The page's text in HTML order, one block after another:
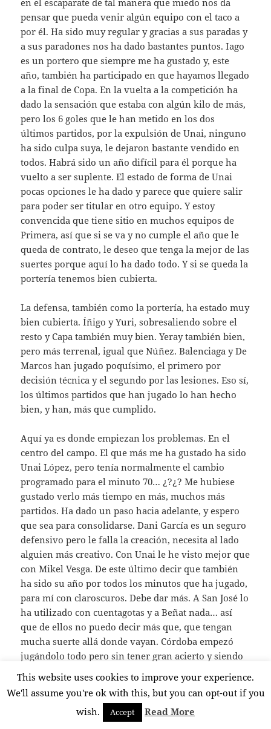
en el escaparate de tal manera que miedo nos da
pensar que pueda venir algún equipo con el taco a
por él. Ha sido muy regular y gracias a sus paradas y
a sus paradones nos ha dado bastantes puntos. Iago
es un portero que siempre me ha gustado y, este
año, también ha participado en que hayamos llegado
a la final de Copa. En la vuelta a la competición ha
dado la sensación que estaba con algún kilo de más,
pero los 6 goles que le han metido en los dos
últimos partidos, por la expulsión de Unai, ninguno
ha sido culpa suya, le dejaron bastante vendido en
todos. Habrá sido un año difícil para él porque ha
vuelto a ser suplente. El estado de forma de Unai
pocas opciones le ha dado y parece que quiere salir
para poder ser titular en otro equipo. Y estoy
convencida que tiene sitio en muchos equipos de
Primera, así que si se va y no cumple el año que le
queda de contrato, le deseo que tenga la mejor de las
suertes porque aquí lo ha dado todo. Y si se queda la
portería tenemos bien cubierta.
La defensa, también como la portería, ha estado muy
bien cubierta. Íñigo y Yuri, sobresaliendo sobre el
resto y Capa también muy bien. Yeray también bien,
pero más terrenal, igual que Núñez. Balenciaga y De
Marcos han jugado poquísimo, el primero por
decisión técnica y el segundo por las lesiones. Eso sí,
los últimos partidos que han jugado lo han hecho
bien, y han, más que cumplido.
Aquí ya es donde empiezan los problemas. En el
centro del campo. El que más me ha gustado ha sido
Unai López, pero tenía normalmente el cambio
programado para el minuto 70… ¿?¿? Me hubiese
gustado verlo más tiempo en más, muchos más
partidos. Ha dado un paso hacia adelante, y espero
que sea para consolidarse. Dani García es un seguro
defensivo pero le falla la creación, necesita al lado
alguien más creativo. Con Unai le he visto mejor que
con Mikel Vesga. De este último decir que también
ha sido su año por todos los minutos que ha jugado,
para mí con claroscuros. Debe dar más. A San José lo
ha utilizado con cuentagotas y a Beñat nada… así
que de ellos no puedo decir más que, que tengan
mucha suerte allá donde vayan. Córdoba empezó
jugándolo todo pero sin tener gran acierto y siendo
discutido, hasta que desapareció de las alineaciones,
para volver a aparecer bastante más tarde, pero
volviendo a aportar más de lo que lo hizo
inicialmente. Diría que le vino bien el banquillo
This website uses cookies to improve your experience.
We'll assume you're ok with this, but you can opt-out if you
wish.
Accept Read More